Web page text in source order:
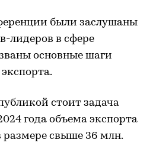
были заслушаны
лидеров в сфере
основные шаги
стоит задача
года объема экспорта
свыше 36 млн.